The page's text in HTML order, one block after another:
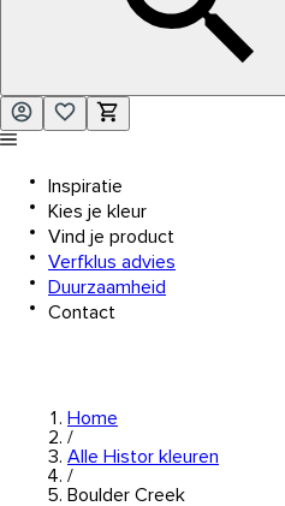
Inspiratie
Kies je kleur
Vind je product
Verfklus advies
Duurzaamheid
Contact
Home
/
Alle Histor kleuren
/
Boulder Creek